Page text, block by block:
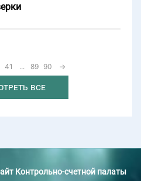
41 ... 89 90 →
все
Контрольно-счетной палаты